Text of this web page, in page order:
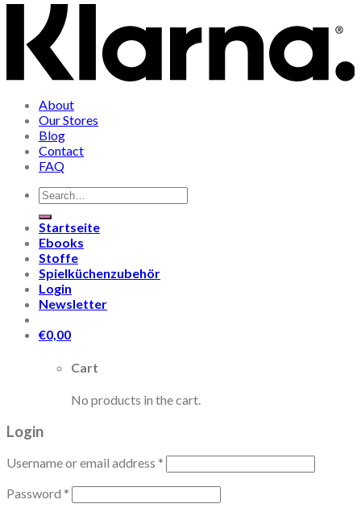
About
Our Stores
Blog
Contact
FAQ
Search
for:
Startseite
Ebooks
Stoffe
Spielküchenzubehör
Login
Newsletter
€0,00
Cart
No products in the cart.
Login
Username or email address *
Password *